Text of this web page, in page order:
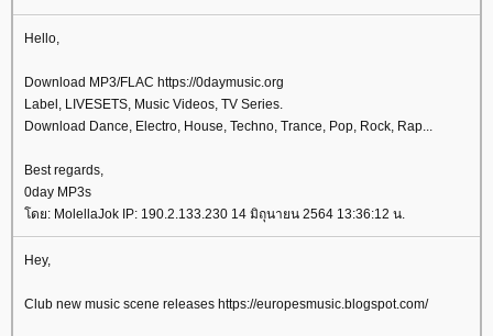
Hello,
Download MP3/FLAC https://0daymusic.org
Label, LIVESETS, Music Videos, TV Series.
Download Dance, Electro, House, Techno, Trance, Pop, Rock, Rap...
Best regards,
0day MP3s
โดย: MolellaJok IP: 190.2.133.230 14 มิถุนายน 2564 13:36:12 น.
Hey,
Club new music scene releases https://europesmusic.blogspot.com/